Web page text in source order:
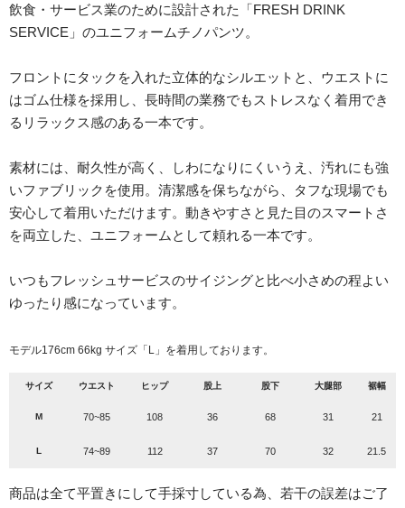
飲食・サービス業のために設計された「FRESH DRINK
SERVICE」のユニフォームチノパンツ。
フロントにタックを入れた立体的なシルエットと、ウエストに
はゴム仕様を採用し、長時間の業務でもストレスなく着用でき
るリラックス感のある一本です。
素材には、耐久性が高く、しわになりにくいうえ、汚れにも強
いファブリックを使用。清潔感を保ちながら、タフな現場でも
安心して着用いただけます。動きやすさと見た目のスマートさ
を両立した、ユニフォームとして頼れる一本です。
いつもフレッシュサービスのサイジングと比べ小さめの程よい
ゆったり感になっています。
モデル176cm 66kg サイズ「L」を着用しております。
サイズ ウエスト ヒップ 股上 股下 大腿部 裾幅
M 70~85 108 36 68 31 21
L 74~89 112 37 70 32 21.5
商品は全て平置きにして手採寸している為、若干の誤差はご了